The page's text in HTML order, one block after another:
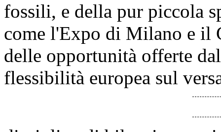
fossili, e della pur piccola
come l'Expo di Milano e il
delle opportunità offerte
flessibilità europea sul